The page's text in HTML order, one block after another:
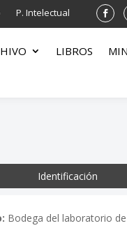
P. Intelectual
LIBROS
Identificación
Bodega del laboratorio de